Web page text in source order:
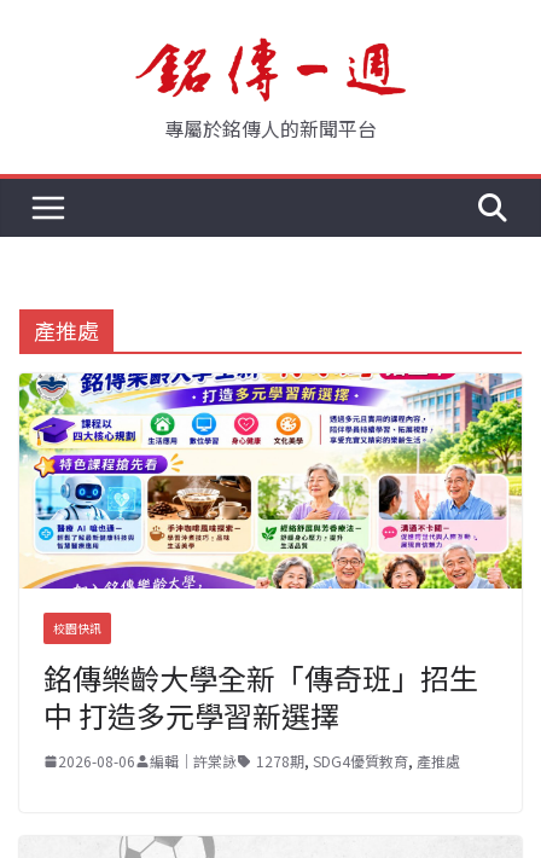
專屬於銘傳人的新聞平台
產推處
校園快訊
銘傳樂齡大學全新「傳奇班」招生
中 打造多元學習新選擇
2026-08-06 編輯｜許棠詠 1278期, SDG4優質教育, 產推處